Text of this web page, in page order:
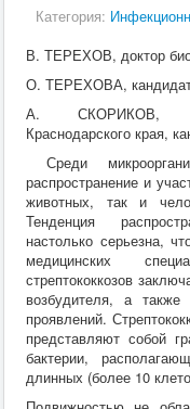
Ветеринария
Ветеринария
По животным
Крс
Мрс
Лошадей
Свиньи
Собаки
Кошки
Птицы
Рыбы
Кролики
Пушные
Пчелы
Заразные
Терапия
Гинекология
Диагностика
Категория:
В. ТЕРЕХОВ, доктор
О. ТЕРЕХОВА, кандидат
А. СКОРИКОВ,
Краснодарского края,
Среди
распространение и
животных, так и
Тенденция
настолько серьезна,
медицинских
стрептококкозов
возбудителя, а также
проявлений.
представляют собой
бактерии,
длинных (более 10